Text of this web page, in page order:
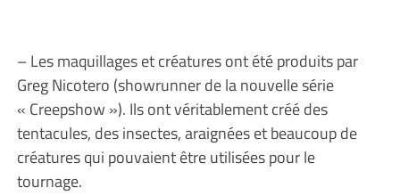
– Les maquillages et créatures ont été produits par
Greg Nicotero (showrunner de la nouvelle série
« Creepshow »). Ils ont véritablement créé des
tentacules, des insectes, araignées et beaucoup de
créatures qui pouvaient être utilisées pour le
tournage.